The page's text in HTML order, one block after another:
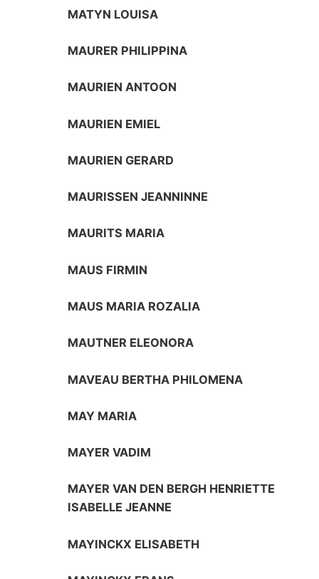
MATYN LOUISA
MAURER PHILIPPINA
MAURIEN ANTOON
MAURIEN EMIEL
MAURIEN GERARD
MAURISSEN JEANNINNE
MAURITS MARIA
MAUS FIRMIN
MAUS MARIA ROZALIA
MAUTNER ELEONORA
MAVEAU BERTHA PHILOMENA
MAY MARIA
MAYER VADIM
MAYER VAN DEN BERGH HENRIETTE
ISABELLE JEANNE
MAYINCKX ELISABETH